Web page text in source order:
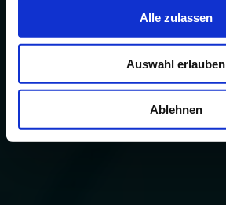
Alle zulassen
Auswahl erlauben
Ablehnen